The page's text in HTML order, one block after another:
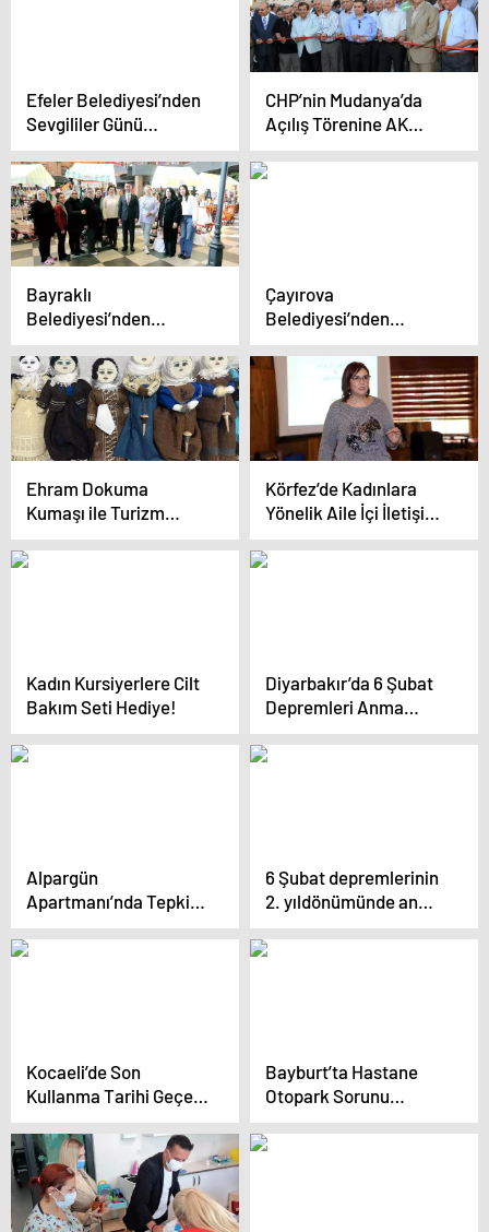
Efeler Belediyesi’nden
Sevgililer Günü
Etkinliği Açıklaması
CHP’nin Mudanya’da
Açılış Törenine AK
Parti’den Eleştiri
Bayraklı
Belediyesi’nden
Sevgililer Günü’ne Özel
Kadın Kooperatifi
Sergisi
Çayırova
Belediyesi’nden
Kadınlara Yönelik
Pastacılık Kursu
Ehram Dokuma
Kumaşı ile Turizm
Değeri: yeni Proje
Erzurum’da Hayata
Körfez’de Kadınlara
Yönelik Aile İçi İletişim
Söyleşisi
Kadın Kursiyerlere Cilt
Bakım Seti Hediye!
Diyarbakır’da 6 Şubat
Depremleri Anma
Töreni
Alpargün
Apartmanı’nda Tepki:
İnşaat Malzemesi
Bırakıldı
6 Şubat depremlerinin
2. yıldönümünde anma
programı düzenlendi
Kocaeli’de Son
Kullanma Tarihi Geçen
Ürünler İçin Marketlere
Ceza
Bayburt’ta Hastane
Otopark Sorunu
Tartışıldı